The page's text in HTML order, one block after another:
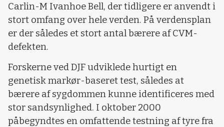
Carlin-M Ivanhoe Bell, der tidligere er anvendt i
stort omfang over hele verden. På verdensplan
er der således et stort antal bærere af CVM-
defekten.
Forskerne ved DJF udviklede hurtigt en
genetisk markør-baseret test, således at
bærere af sygdommen kunne identificeres med
stor sandsynlighed. I oktober 2000
påbegyndtes en omfattende testning af tyre fra